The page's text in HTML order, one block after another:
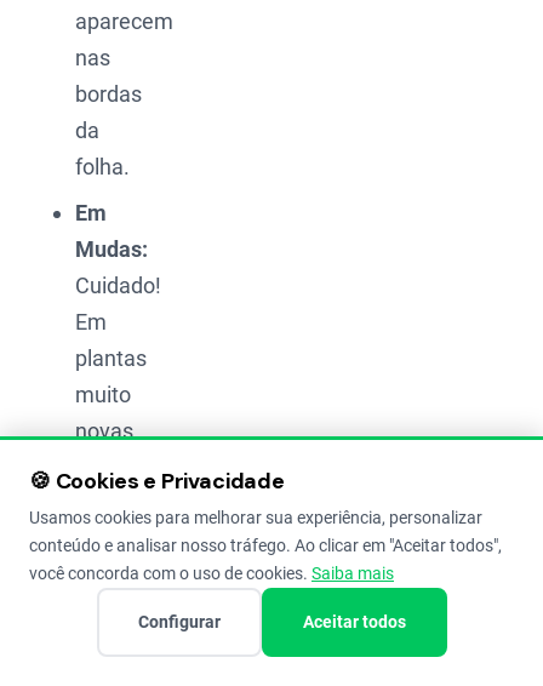
aparecem
nas
bordas
da
folha.
Em
Mudas:
Cuidado!
Em
plantas
muito
novas,
amarelado
pode
aparecer
🍪 Cookies e Privacidade
Usamos cookies para melhorar sua experiência, personalizar
conteúdo e analisar nosso tráfego. Ao clicar em "Aceitar todos",
você concorda com o uso de cookies. Saiba mais
Configurar Aceitar todos